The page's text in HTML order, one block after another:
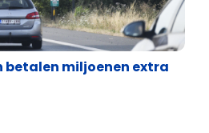
betalen miljoenen extra